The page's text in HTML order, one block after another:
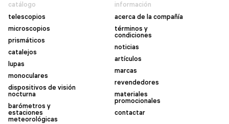
catálogo
telescopios
microscopios
prismáticos
catalejos
lupas
monoculares
dispositivos de visión
nocturna
barómetros y
estaciones
meteorológicas
información
acerca de la compañía
términos y
condiciones
noticias
artículos
marcas
revendedores
materiales
promocionales
contactar